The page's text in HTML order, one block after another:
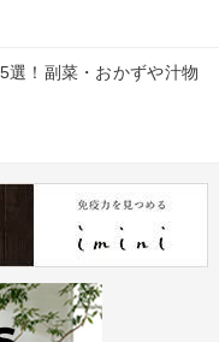
選！副菜・おかずや汁物